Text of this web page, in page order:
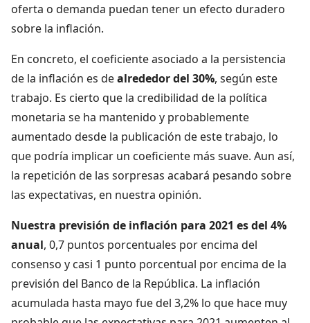
oferta o demanda puedan tener un efecto duradero
sobre la inflación.
En concreto, el coeficiente asociado a la persistencia
de la inflación es dealrededor del 30%, según este
trabajo. Es cierto que la credibilidad de la política
monetaria se ha mantenido y probablemente
aumentado desde la publicación de este trabajo, lo
que podría implicar un coeficiente más suave. Aun así,
la repetición de las sorpresas acabará pesando sobre
las expectativas, en nuestra opinión.
Nuestra previsión de inflación para 2021 es del 4%
anual, 0,7 puntos porcentuales por encima del
consenso y casi 1 punto porcentual por encima de la
previsión del Banco de la República. La inflación
acumulada hasta mayo fue del 3,2% lo que hace muy